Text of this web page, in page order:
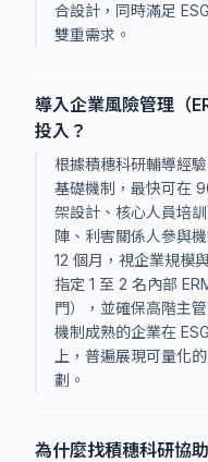
合設計，同時滿足
雙重需求。
導入企業風險管理（
投入？
根據積穗科研輔導經
基礎機制，最快可在
架設計、核心人員培
陣、利害關係人參與
12 個月，視企業規模
指定 1 至 2 名內部
門），並確保高階主
機制成熟的企業在
上，普遍展現可量化
劃。
為什麼找積穗科研協